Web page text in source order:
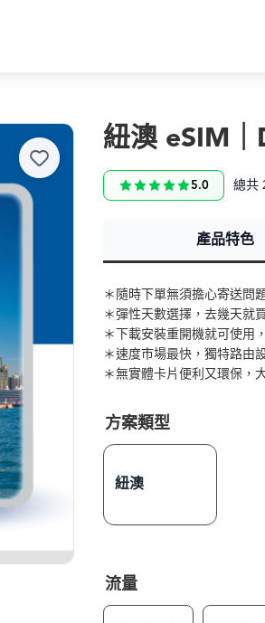
紐澳 eSIM｜
5.0 總共
產品特色
＊隨時下單無須擔心寄送問
＊彈性天數選擇，去幾天就
＊下載安裝重開機就可使用
＊速度市場最快，獨特路由
＊無實體卡片便利又環保，
方案類型
紐澳
流量